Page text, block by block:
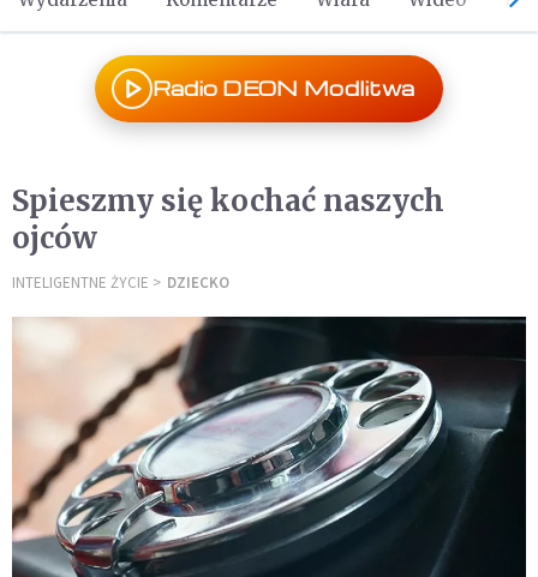
Radio DEON Modlitwa
Spieszmy się kochać naszych
ojców
INTELIGENTNE ŻYCIE DZIECKO